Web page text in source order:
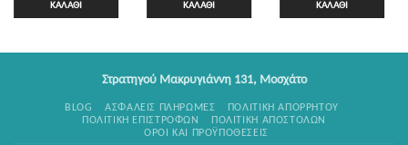
ΚΑΛΆΘΙ
ΚΑΛΆΘΙ
ΚΑΛΆΘΙ
Στρατηγού Μακρυγιάννη 131, Μοσχάτο
BLOG ΑΣΦΑΛΕΊΣ ΠΛΗΡΩΜΈΣ
ΠΟΛΙΤΙΚΉ ΑΠΟΡΡΉΤΟΥ
ΠΟΛΙΤΙΚΉ ΕΠΙΣΤΡΟΦΏΝ
ΠΟΛΙΤΙΚΉ ΑΠΟΣΤΟΛΏΝ
ΌΡΟΙ ΚΑΙ ΠΡΟΫΠΟΘΈΣΕΙΣ